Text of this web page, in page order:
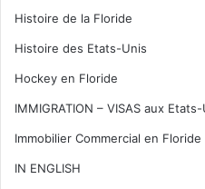
Histoire de la Floride
Histoire des Etats-Unis
Hockey en Floride
IMMIGRATION – VISAS aux
Immobilier Commercial en Floride
IN ENGLISH